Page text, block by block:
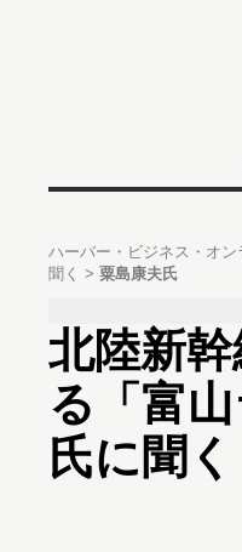
ハーバー・ビジネス・オン
聞く
粟島康夫氏
北陸新
る「富
氏に聞く